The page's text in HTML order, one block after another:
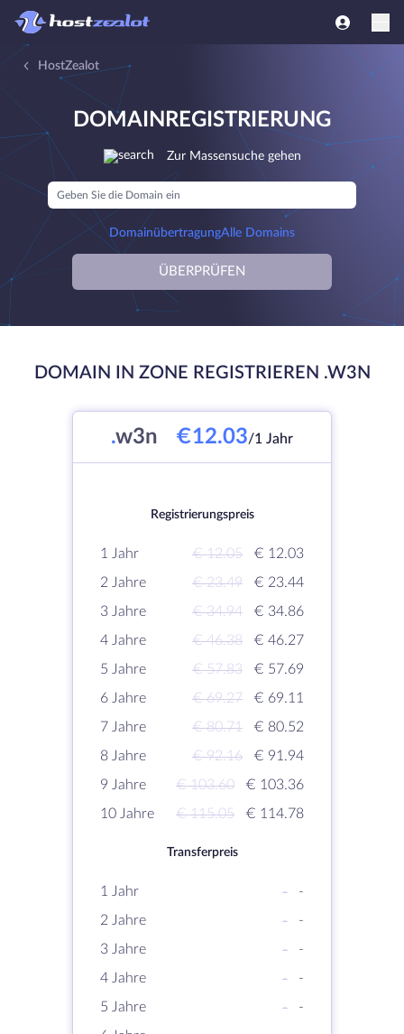
HostZealot
DOMAINREGISTRIERUNG
Zur Massensuche gehen
DomainübertragungAlle Domains
ÜBERPRÜFEN
DOMAIN IN ZONE REGISTRIEREN .W3N
.w3n €12.03/1 Jahr
Registrierungspreis
1 Jahr € 12.05
€ 12.03
2 Jahre
€ 23.49
€ 23.44
3 Jahre
€ 34.94
€ 34.86
4 Jahre
€ 46.38
€ 46.27
5 Jahre
€ 57.83
€ 57.69
6 Jahre
€ 69.27
€ 69.11
7 Jahre
€ 80.71
€ 80.52
8 Jahre
€ 92.16
€ 91.94
9 Jahre
€ 103.60
€ 103.36
10 Jahre
€ 115.05 € 114.78
Transferpreis
1 Jahr -
-
2 Jahre
-
-
3 Jahre
-
-
4 Jahre
-
-
5 Jahre
-
-